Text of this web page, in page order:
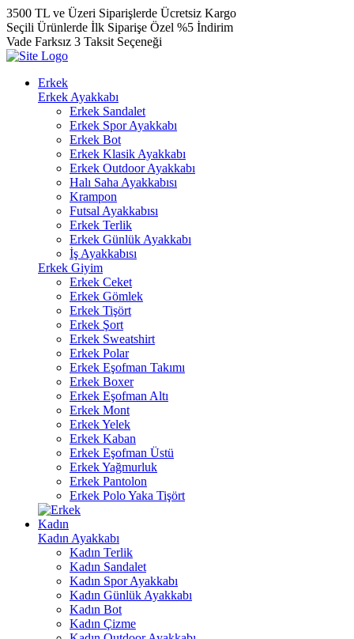
3500 TL ve Üzeri Siparişlerde Ücretsiz Kargo
Seçili Ürünlerde İlk Siparişe Özel %5 İndirim
Vade Farksız 3 Taksit Seçeneği
Erkek
Erkek Ayakkabı
Erkek Sandalet
Erkek Spor Ayakkabı
Erkek Bot
Erkek Klasik Ayakkabı
Erkek Outdoor Ayakkabı
Halı Saha Ayakkabısı
Krampon
Futsal Ayakkabısı
Erkek Terlik
Erkek Günlük Ayakkabı
İş Ayakkabısı
Erkek Giyim
Erkek Ceket
Erkek Gömlek
Erkek Tişört
Erkek Şort
Erkek Sweatshirt
Erkek Polar
Erkek Eşofman Takımı
Erkek Boxer
Erkek Eşofman Altı
Erkek Mont
Erkek Yelek
Erkek Kaban
Erkek Eşofman Üstü
Erkek Yağmurluk
Erkek Pantolon
Erkek Polo Yaka Tişört
Kadın
Kadın Ayakkabı
Kadın Terlik
Kadın Sandalet
Kadın Spor Ayakkabı
Kadın Günlük Ayakkabı
Kadın Bot
Kadın Çizme